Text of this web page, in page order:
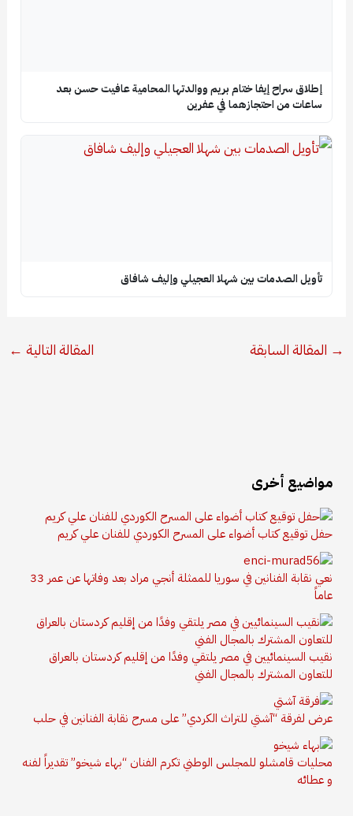
إطلاق سراح إيفا ختام بريم ووالدتها المحامية عافيت حسن بعد
ساعات من احتجازهما في عفرين
تأويل الصدمات بين شهلا العجيلي وإليف شافاق
→ المقالة السابقة المقالة التالية ←
مواضيع أخرى
حفل توقيع كتاب أضواء على المسرح الكوردي للفنان علي كريم
نعي نقابة الفنانين في سوريا للممثلة أنجي مراد بعد وفاتها عن عمر 33
عاماً
نقيب السينمائيين في مصر يلتقي وفدًا من إقليم كردستان بالعراق
للتعاون المشترك بالمجال الفني
عرض لفرقة “آشتي للتراث الكردي” على مسرح نقابة الفنانين في حلب
محليات قامشلو للمجلس الوطني تكرم الفنان “بهاء شيخو” تقديراً لفنه
و عطائه